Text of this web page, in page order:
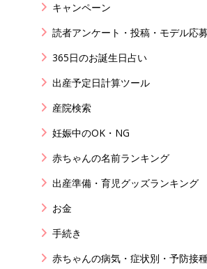
キャンペーン
読者アンケート・投稿・モデル応募
365日のお誕生日占い
出産予定日計算ツール
産院検索
妊娠中のOK・NG
赤ちゃんの名前ランキング
出産準備・育児グッズランキング
お金
手続き
赤ちゃんの病気・症状別・予防接